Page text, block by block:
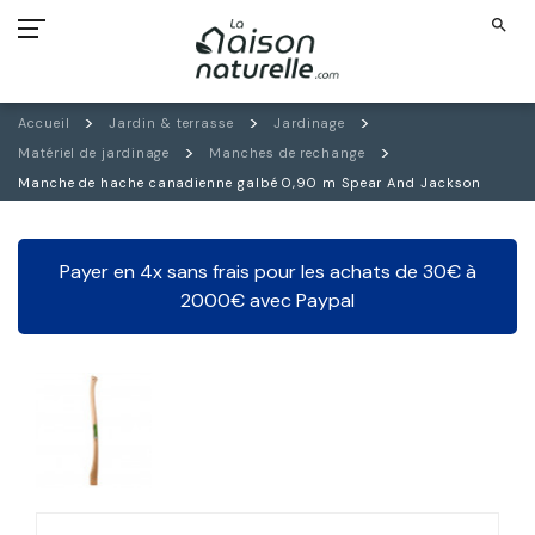
search
Accueil Jardin & terrasse
Jardinage
Matériel de jardinage
Manches de rechange
Manche de hache canadienne galbé 0,90 m Spear And Jackson
Payer en 4x sans frais pour les achats de 30€ à
2000€ avec Paypal